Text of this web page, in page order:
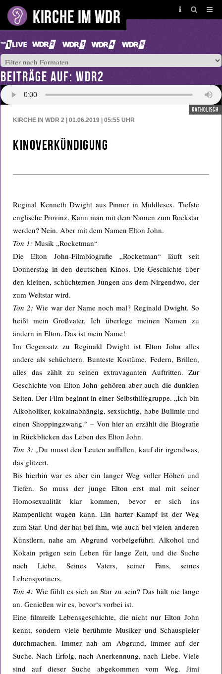
BEITRÄGE AUF: WDR2
katholisch
KIRCHE IN WDR 2 | 01.06.2019 | 05:55 UHR
Kinoverkündigung
Reginal Kenneth Dwight aus Pinner in Middlesex. Tiefste
englische Provinz. Kann man mit dem Namen zum Rockstar
werden? Nein. Aber mit dem Namen Elton John.
Ton 1: Musik „Rocketman“
Die Elton John-Filmbiografie „Rocketman“ läuft seit
Donnerstag in den deutschen Kinos. Die Geschichte über
den kleinen, schüchternen Jungen aus dem Nirgendwo, der
zum Weltstar wird.
Ton 2: Wie war der Name noch mal? Reginald Dwight. So
heißt mein Großvater. Ich überlege meinen Namen zu
ändern in Elton. Das ist mein Name!
Im Gegensatz zu Reginald Dwight ist Elton John alles
andere als schüchtern. Bunteste Kostüme, Federn, Brillen,
alles das zählt zu seinen extravaganten Auftritten. Zur
Geschichte von Elton John gehören aber auch die dunklen
Seiten. Der Film beginnt in einer Selbsthilfegruppe. „Ich bin
Alkoholiker, kokainabhängig, sexsüchtig, habe Bulimie und
einen Shoppingzwang.“ – Von hier an erzählt die Biografie
in Rückblicken das Leben des Elton John.
Ton 3: „Du musst den Leuten auffallen, kauf dir irgendwas,
das glitzert.
Bis hierhin war es aber ein langer Weg voller Höhen und
Tiefen. So muss der junge Elton erst mal mit seiner
Homosexualität klar kommen, bevor er sich ins
Rampenlicht wagen kann. Ein harter Kampf ist der Weg
zum Star. Und der hat bei ihm, wie auch bei vielen anderen
Künstlern, nahe am Abgrund vorbeigeführt. Alkohol und
Kokain prägen sein Leben für lange Zeit, und die Suche
nach Liebe. Seines Vaters, seiner Fans, seines
Lebenspartners.
Ton 4: Wie fühlt es sich an Star zu sein? Das hält nie lange
an. Genießen wir es, bevor‘s vorbei ist.
Eine filmreife Lebensgeschichte, die nicht nur Elton John
kennt, sondern viele berühmte Musiker und Schauspieler
durchmachen. Immer nah am Abgrund, immer auf der
Suche. Nach Erfolg, nach Anerkennung, nach Liebe. Viele
sind auf dieser Suche abgekommen vom Weg. Jimi